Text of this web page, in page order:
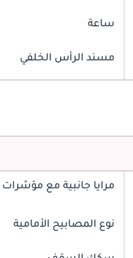
ساعة
مسند الرأس الخلفي
مرايا جانبية مع مؤشرات
نوع المصابيح الأمامية